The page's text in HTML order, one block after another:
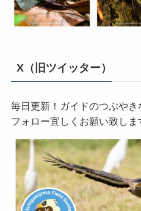
X（旧ツイッター）
毎日更新！ガイドのつぶやき
フォロー宜しくお願い致しま